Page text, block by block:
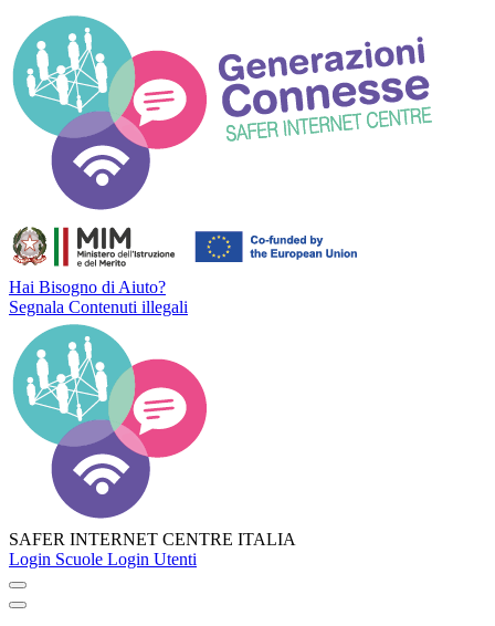
Hai Bisogno di Aiuto?
Segnala Contenuti illegali
SAFER INTERNET CENTRE ITALIA
Login Scuole Login Utenti